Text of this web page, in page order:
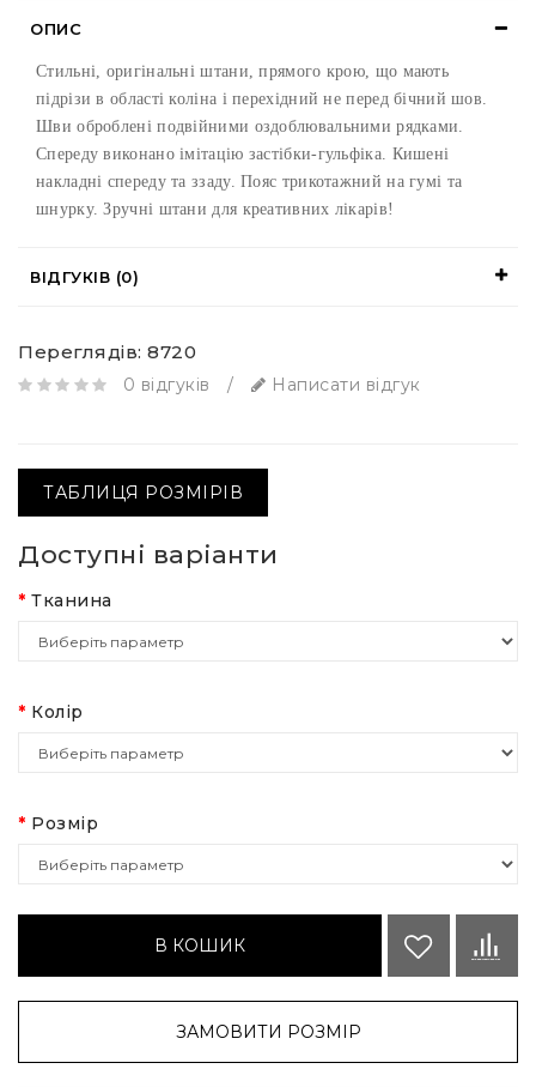
ОПИС
Стильні, оригінальні штани, прямого крою, що мають
підрізи в області коліна і перехідний не перед бічний шов.
Шви оброблені подвійними оздоблювальними рядками.
Спереду виконано імітацію застібки-гульфіка. Кишені
накладні спереду та ззаду. Пояс трикотажний на гумі та
шнурку. Зручні штани для креативних лікарів!
ВІДГУКІВ (0)
Переглядів: 8720
0 відгуків / Написати відгук
ТАБЛИЦЯ РОЗМІРІВ
Доступні варіанти
Тканина
Колір
Розмір
В КОШИК
ЗАМОВИТИ РОЗМІР